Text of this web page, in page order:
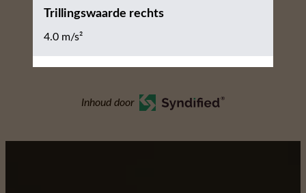
Trillingswaarde rechts
4.0 m/s²
Inhoud door